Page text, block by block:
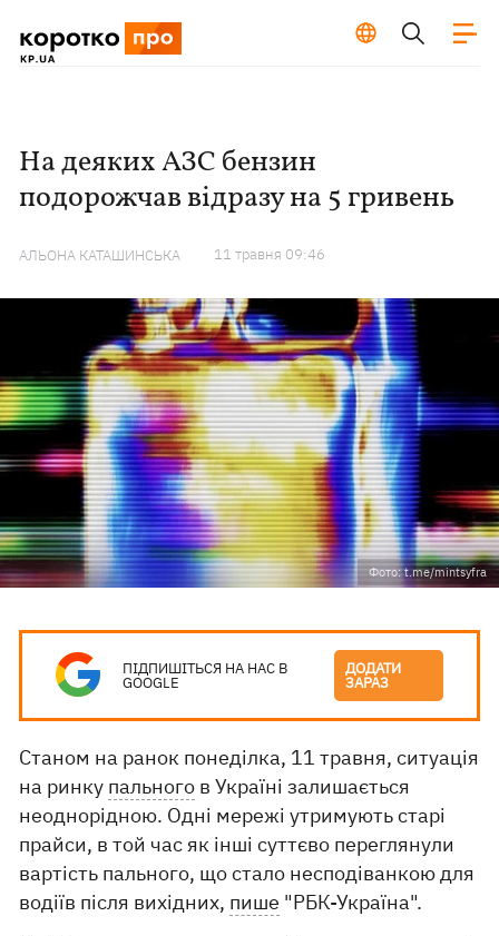
На деяких АЗС бензин
подорожчав відразу на 5 гривень
АЛЬОНА КАТАШИНСЬКА 11 травня 09:46
Фото: t.me/mintsyfra
ПІДПИШІТЬСЯ НА НАС В
GOOGLE
ДОДАТИ
ЗАРАЗ
Станом на ранок понеділка, 11 травня, ситуація
на ринку пального в Україні залишається
неоднорідною. Одні мережі утримують старі
прайси, в той час як інші суттєво переглянули
вартість пального, що стало несподіванкою для
водіїв після вихідних, пише "РБК-Україна".